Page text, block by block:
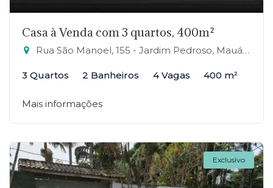
Casa à Venda com 3 quartos, 400m²
Rua São Manoel, 155 - Jardim Pedroso, Mauá-SP
3 Quartos 2 Banheiros 4 Vagas 400 m²
Mais informações
Exclusivo